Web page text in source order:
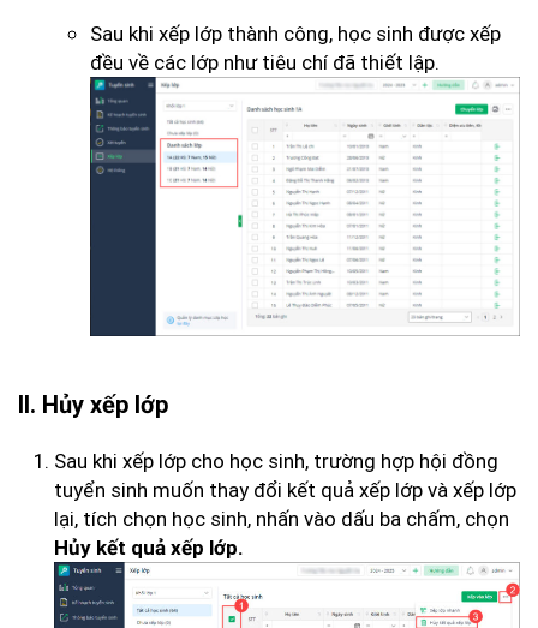
Sau khi xếp lớp thành công, học sinh được xếp
đều về các lớp như tiêu chí đã thiết lập.
II. Hủy xếp lớp
Sau khi xếp lớp cho học sinh, trường hợp hội đồng
tuyển sinh muốn thay đổi kết quả xếp lớp và xếp lớp
lại, tích chọn học sinh, nhấn vào dấu ba chấm, chọn
Hủy kết quả xếp lớp.